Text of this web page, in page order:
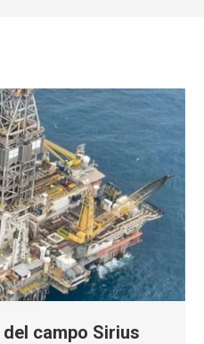
campo Sirius